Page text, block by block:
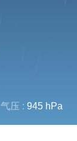
气压 : 945 hPa